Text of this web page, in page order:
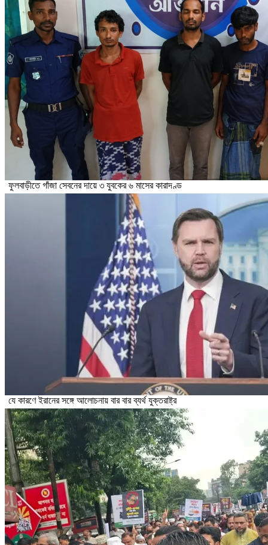
ফুলবাড়ীতে গাঁজা সেবনের দায়ে ৩ যুবকের ৬ মাসের কারাদণ্ড
যে কারণে ইরানের সঙ্গে আলোচনায় বার বার ব্যর্থ যুক্তরাষ্ট্র